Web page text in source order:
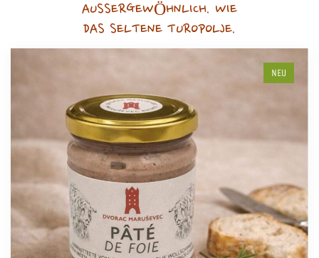
AUSSERGEWÖHNLICH. WIE
DAS SELTENE TUROPOLJE.
NEU